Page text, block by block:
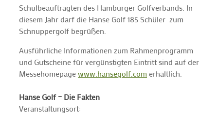
Schulbeauftragten des Hamburger Golfverbands. In
diesem Jahr darf die Hanse Golf 185 Schüler zum
Schnuppergolf begrüßen.
Ausführliche Informationen zum Rahmenprogramm
und Gutscheine für vergünstigten Eintritt sind auf der
Messehomepagewww.hansegolf.com erhältlich.
Hanse Golf – Die Fakten
Veranstaltungsort: